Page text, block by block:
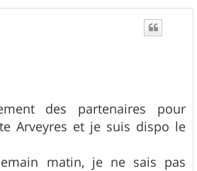
des partenaires pour
Arveyres et je suis dispo le
matin, je ne sais pas